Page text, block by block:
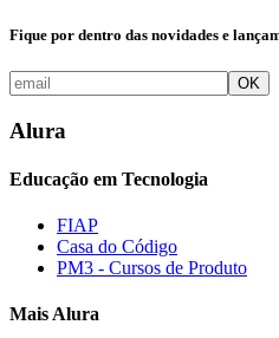
Fique por dentro das novidades e
OK
Alura
Educação em Tecnologia
FIAP
Casa do Código
PM3 - Cursos de Produto
Mais Alura